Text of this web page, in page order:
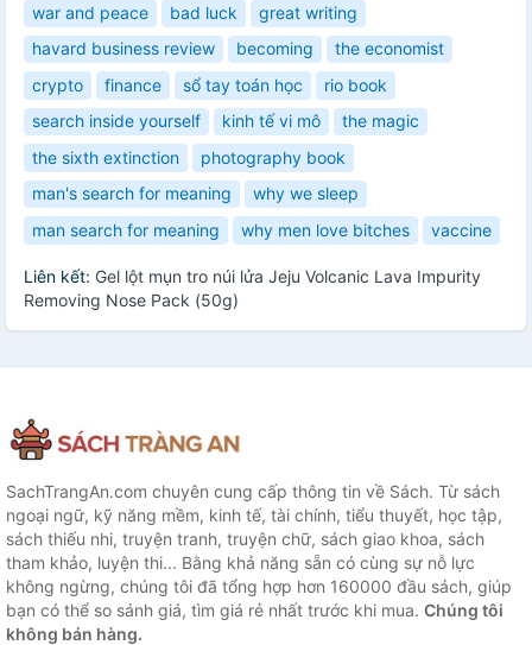
war and peace
bad luck
great writing
havard business review
becoming
the economist
crypto
finance sổ tay toán học
rio book
search inside yourself
kinh tế vi mô
the magic
the sixth extinction
photography book
man's search for meaning
why we sleep
man search for meaning
why men love bitches vaccine
Liên kết: Gel lột mụn tro núi lửa Jeju Volcanic Lava Impurity
Removing Nose Pack (50g)
SachTrangAn.com chuyên cung cấp thông tin về Sách. Từ sách
ngoại ngữ, kỹ năng mềm, kinh tế, tài chính, tiểu thuyết, học tập,
sách thiếu nhi, truyện tranh, truyện chữ, sách giao khoa, sách
tham khảo, luyện thi... Bằng khả năng sẵn có cùng sự nỗ lực
không ngừng, chúng tôi đã tổng hợp hơn 160000 đầu sách, giúp
bạn có thể so sánh giá, tìm giá rẻ nhất trước khi mua. Chúng tôi
không bán hàng.